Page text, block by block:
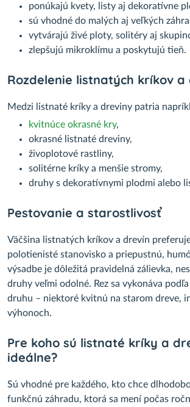
ponúkajú kvety, listy aj dekoratívne
sú vhodné do malých aj veľkých
vytvárajú živé ploty, solitéry aj
zlepšujú mikroklímu a poskytujú tieň.
Rozdelenie listnatých kríkov a
Medzi listnaté kríky a dreviny patria
kvitnúce okrasné kry,
okrasné listnaté dreviny,
živoplotové rastliny,
solitérne kríky a menšie stromy,
druhy s dekoratívnymi plodmi alebo
Pestovanie a starostlivosť
Väčšina listnatých kríkov a drevín
polotienisté stanovisko a priepustnú,
výsadbe je dôležitá pravidelná zálievka,
druhy veľmi odolné. Rez sa vykonáva
druhu – niektoré kvitnú na starom dreve,
výhonoch.
Pre koho sú listnaté kríky a
ideálne?
Sú vhodné pre každého, kto chce
funkčnú záhradu, ktorá sa mení počas